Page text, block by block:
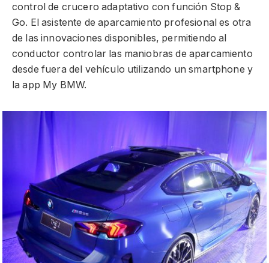
control de crucero adaptativo con función Stop &
Go. El asistente de aparcamiento profesional es otra
de las innovaciones disponibles, permitiendo al
conductor controlar las maniobras de aparcamiento
desde fuera del vehículo utilizando un smartphone y
la app My BMW.